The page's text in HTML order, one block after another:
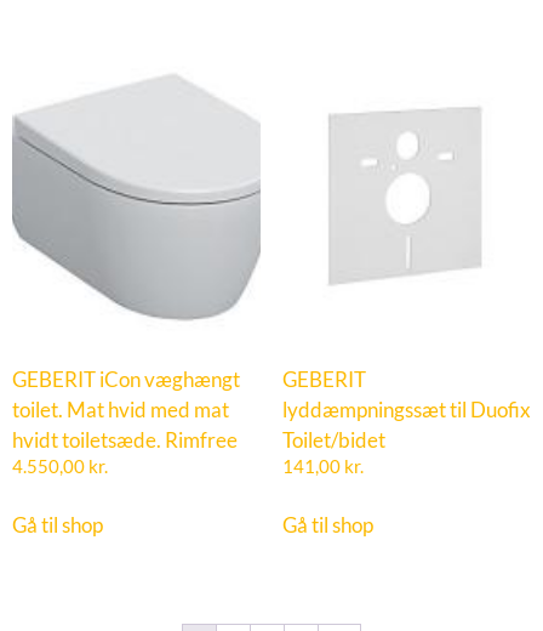
GEBERIT iCon væghængt
toilet. Mat hvid med mat
hvidt toiletsæde. Rimfree
4.550,00 kr.
Gå til shop
GEBERIT
lyddæmpningssæt til Duofix
Toilet/bidet
141,00 kr.
Gå til shop